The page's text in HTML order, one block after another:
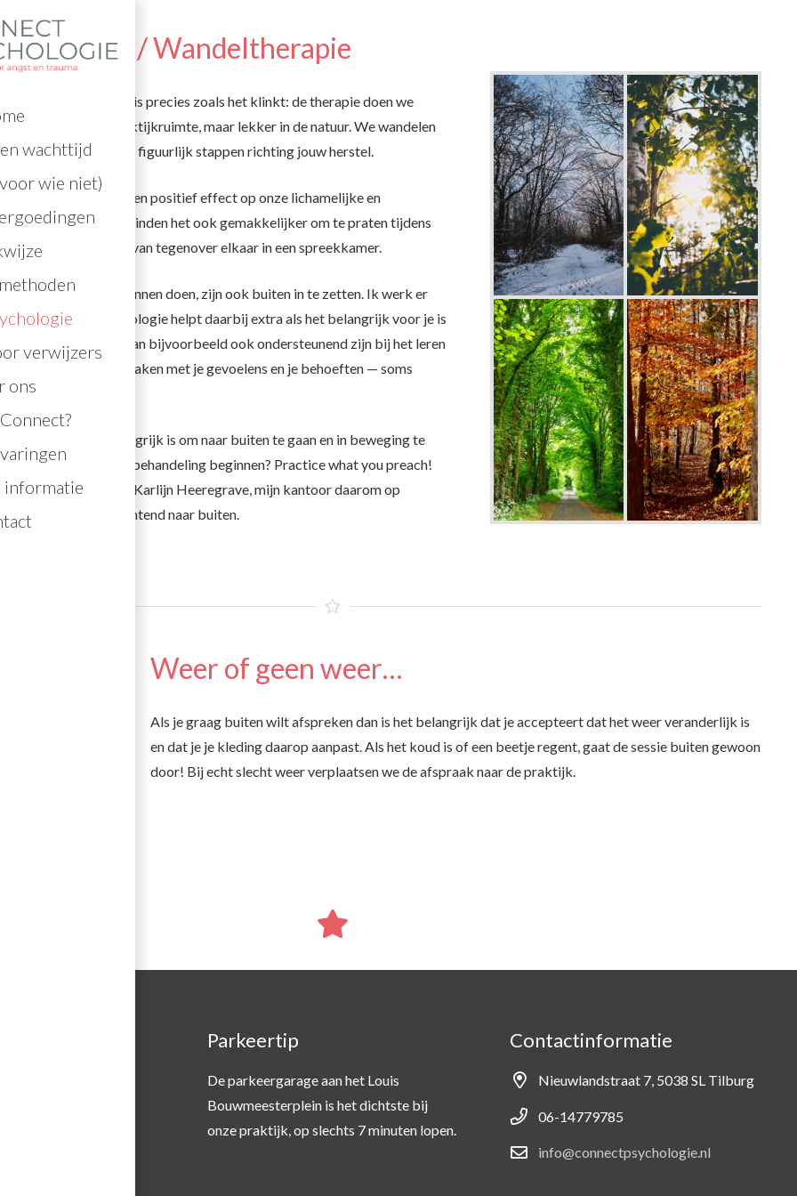
wachttijd
wie niet)
verwijzers
ons
informatie
/ Wandeltherapie
of wandeltherapie is precies zoals het klinkt: de therapie doen we
Dus niet in een praktijkruimte, maar lekker in de natuur. We wandelen
samen letterlijk en figuurlijk stappen richting jouw herstel.
hebben beide een positief effect op onze lichamelijke en
Veel mensen vinden het ook gemakkelijker om te praten tijdens
elkaar, in plaats van tegenover elkaar in een spreekkamer.
die we binnen kunnen doen, zijn ook buiten in te zetten. Ik werk er
EMDR. Buitenpsychologie helpt daarbij extra als het belangrijk voor je is
te komen. Maar het kan bijvoorbeeld ook ondersteunend zijn bij het leren
manier contact te maken met je gevoelens en je behoeften — soms
juist stil staan.
cliënten dat het belangrijk is om naar buiten te gaan en in beweging te
dan niet al tijdens de behandeling beginnen? Practice what you preach!
van 2022 verplaats ik, Karlijn Heeregrave, mijn kantoor daarom op
en donderdagochtend naar buiten.
Weer of geen weer…
Als je graag buiten wilt afspreken dan is het belangrijk dat je accepteert dat het weer veranderlijk is
en dat je je kleding daarop aanpast. Als het koud is of een beetje regent, gaat de sessie buiten gewoon
door! Bij echt slecht weer verplaatsen we de afspraak naar de praktijk.
Parkeertip
De parkeergarage aan het Louis
Bouwmeesterplein is het dichtste bij
onze praktijk, op slechts 7 minuten lopen.
Contactinformatie
Nieuwlandstraat 7, 5038 SL Tilburg
06-14779785
info@connectpsychologie.nl